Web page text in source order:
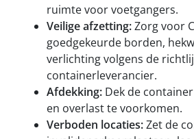
ruimte voor voetgangers.
Veilige afzetting:Zorg voor
goedgekeurde borden,
verlichting volgens de
containerleverancier.
Afdekking: Dek de
en overlast te voorkomen.
Verboden locaties:Zet de